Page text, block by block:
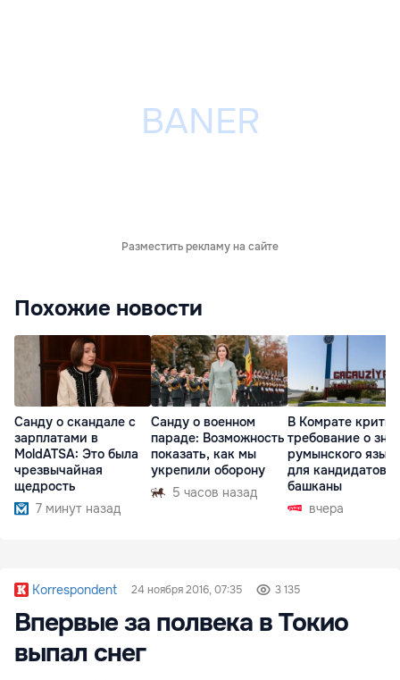
Разместить рекламу на сайте
Похожие новости
Санду о скандале с
зарплатами в
MoldATSA: Это была
чрезвычайная
щедрость
7 минут назад
Санду о военном
параде: Возможность
показать, как мы
укрепили оборону
5 часов назад
В Комрате
требование о
румынского
для кандидатов в
башканы
вчера
Korrespondent 24 ноября 2016, 07:35 3 135
Впервые за полвека в Токио
выпал снег